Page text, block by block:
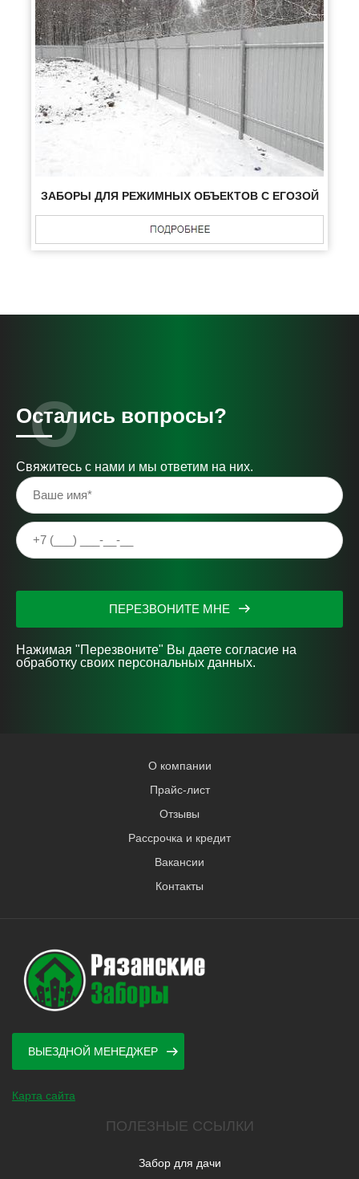
ЗАБОРЫ ДЛЯ РЕЖИМНЫХ ОБЪЕКТОВ С ЕГОЗОЙ
Остались вопросы?
Свяжитесь с нами и мы ответим на них.
ПЕРЕЗВОНИТЕ МНЕ
Нажимая "Перезвоните" Вы даете согласие на
обработку своих персональных данных.
О компании
Прайс-лист
Отзывы
Рассрочка и кредит
Вакансии
Контакты
ВЫЕЗДНОЙ МЕНЕДЖЕР
Карта сайта
ПОЛЕЗНЫЕ ССЫЛКИ
Забор для дачи